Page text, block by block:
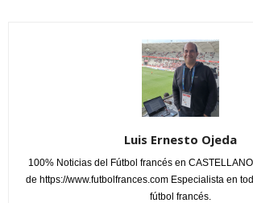
Luis Ernesto Ojeda
100% Noticias del Fútbol francés en
de https://www.futbolfrances.com Especialista en
fútbol francés.